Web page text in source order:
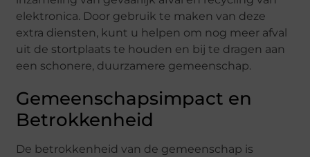
elektronica. Door gebruik te maken van deze
extra diensten, kunt u helpen om nog meer afval
uit de stortplaats te houden en bij te dragen aan
een schonere, duurzamere gemeenschap.
Gemeenschapsimpact en
Betrokkenheid
De betrokkenheid van de gemeenschap is